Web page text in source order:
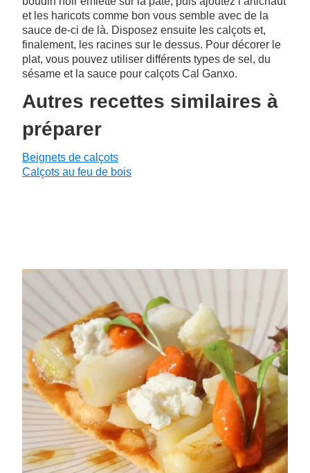
et les haricots comme bon vous semble avec de la
sauce de-ci de là. Disposez ensuite les calçots et,
finalement, les racines sur le dessus. Pour décorer le
plat, vous pouvez utiliser différents types de sel, du
sésame et la sauce pour calçots Cal Ganxo.
Autres recettes similaires à
préparer
Beignets de calçots
Calçots au feu de bois